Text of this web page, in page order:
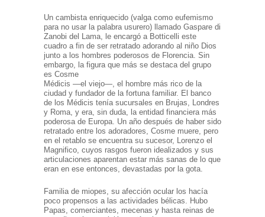
Un cambista enriquecido (valga como eufemismo
para no usar la palabra usurero) llamado Gaspare di
Zanobi del Lama, le encargó a Botticelli este
cuadro a fin de ser retratado adorando al niño Dios
junto a los hombres poderosos de Florencia. Sin
embargo, la figura que más se destaca del grupo
es Cosme
Médicis —el viejo—, el hombre más rico de la
ciudad y fundador de la fortuna familiar. El banco
de los Médicis tenía sucursales en Brujas, Londres
y Roma, y era, sin duda, la entidad financiera más
poderosa de Europa. Un año después de haber sido
retratado entre los adoradores, Cosme muere, pero
en el retablo se encuentra su sucesor, Lorenzo el
Magnifico, cuyos rasgos fueron idealizados y sus
articulaciones aparentan estar más sanas de lo que
eran en ese entonces, devastadas por la gota.
Familia de miopes, su afección ocular los hacía
poco propensos a las actividades bélicas. Hubo
Papas, comerciantes, mecenas y hasta reinas de